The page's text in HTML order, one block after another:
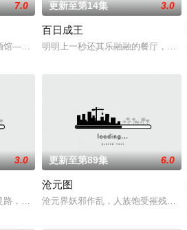
潮水般吞噬大地……缔默完成了命运的蜕变—
7.0
馆——谷雨街后巷。 无论城市的角落，还是繁
更新至第14集 3.0
百日成王
明明上一秒还其乐融融的餐厅，下
手撕天地。星辰镇昔日天才辰天，十岁后武魂
3.0
，伐罗天，剑斩诛邪永定乾坤，万道争锋吾
更新至第89集 6.0
沧元图
沧元界妖邪作乱，人族饱受摧残，